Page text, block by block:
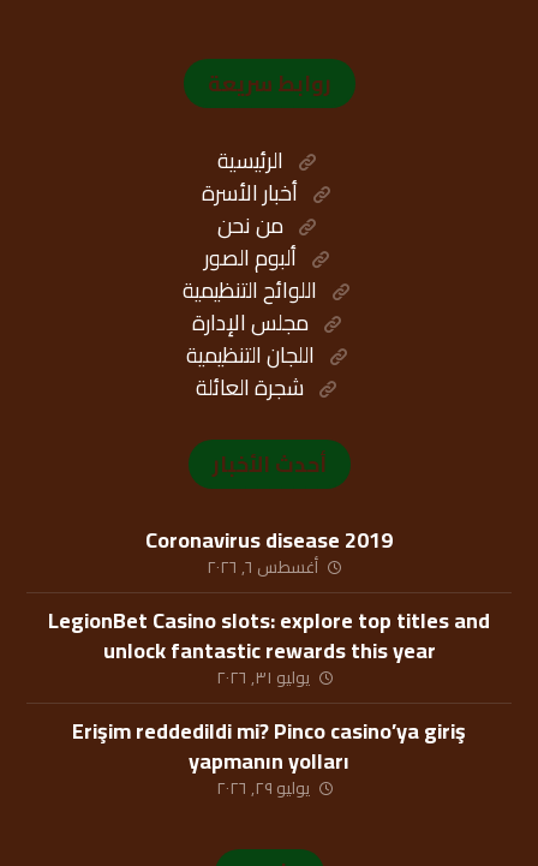
روابط سريعة
الرئيسية
أخبار الأسرة
من نحن
ألبوم الصور
اللوائح التنظيمية
مجلس الإدارة
اللجان التنظيمية
شجرة العائلة
أحدث الأخبار
Coronavirus disease 2019
أغسطس ٦, ٢٠٢٦
LegionBet Casino slots: explore top titles and
unlock fantastic rewards this year
يوليو ٣١, ٢٠٢٦
Erişim reddedildi mi? Pinco casino’ya giriş
yapmanın yolları
يوليو ٢٩, ٢٠٢٦